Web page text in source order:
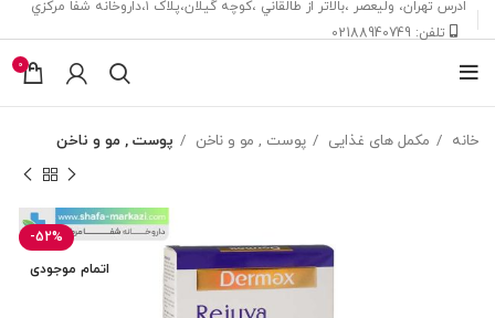
ادرس تهران، ‎وليعصر ،بالاتر از طالقاني ،كوچه گيلان،پلاک ۱،داروخانه شفا مركزي
تلفن: 02188940749
0
خانه مکمل های غذایی پوست , مو و ناخن پوست , مو و ناخن
-52%
اتمام موجودی